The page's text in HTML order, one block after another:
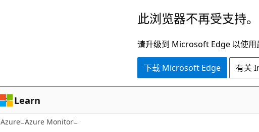
容
此浏览器不再受支持。
请升级到 Microsoft Edge 以使用
下载 Microsoft Edge 有关
Learn
Azure Azure Monitor